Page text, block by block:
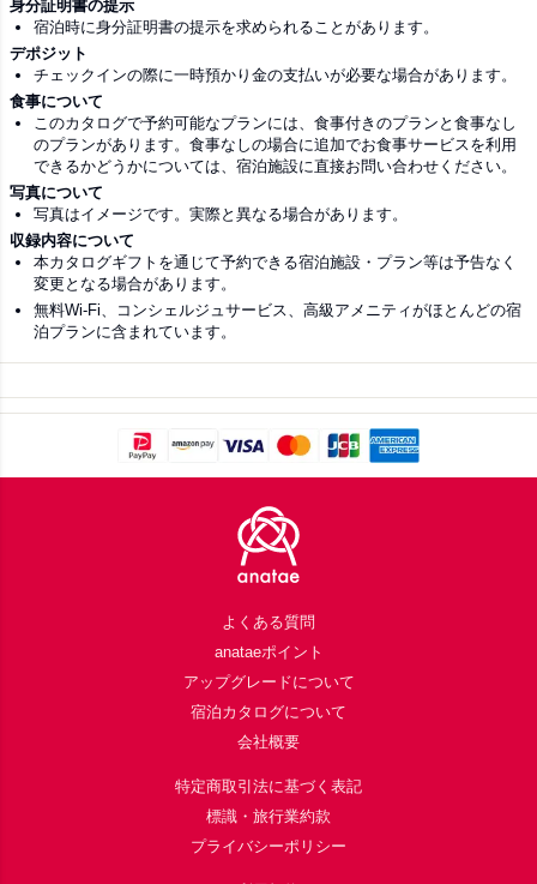
身分証明書の提示
宿泊時に身分証明書の提示を求められることがあります。
デポジット
チェックインの際に一時預かり金の支払いが必要な場合があります。
食事について
このカタログで予約可能なプランには、食事付きのプランと食事なし
のプランがあります。食事なしの場合に追加でお食事サービスを利用
できるかどうかについては、宿泊施設に直接お問い合わせください。
写真について
写真はイメージです。実際と異なる場合があります。
収録内容について
本カタログギフトを通じて予約できる宿泊施設・プラン等は予告なく
変更となる場合があります。
無料Wi-Fi、コンシェルジュサービス、高級アメニティがほとんどの宿
泊プランに含まれています。
よくある質問
anataeポイント
アップグレードについて
宿泊カタログについて
会社概要
特定商取引法に基づく表記
標識・旅行業約款
プライバシーポリシー